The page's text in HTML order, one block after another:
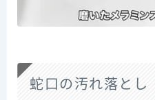
蛇口の汚れ落とし